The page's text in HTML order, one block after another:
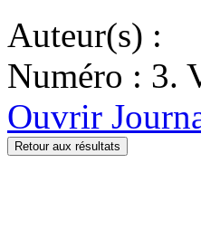
Auteur(s) :
Numéro : 3.
Ouvrir
Retour aux résultats